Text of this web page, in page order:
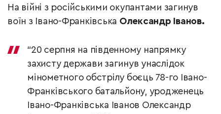
На війні з російськими окупантами загинув
воїн з Івано-Франківська Олександр Іванов.
“20 серпня на південному напрямку
захисту держави загинув унаслідок
мінометного обстрілу боєць 78-го Івано-
Франківського батальйону, уродженець
Івано-Франківська Іванов Олександр